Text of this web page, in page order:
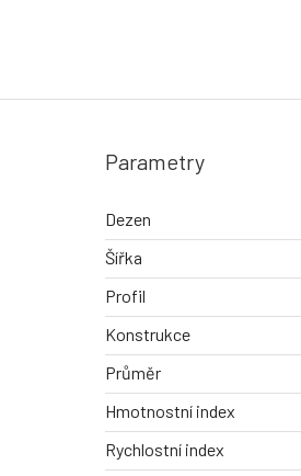
Parametry
Dezen
Šířka
Profil
Konstrukce
Průměr
Hmotnostní index
Rychlostní index